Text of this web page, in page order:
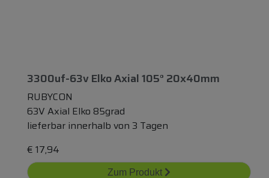
3300uf-63v Elko Axial 105° 20x40mm
RUBYCON
63V Axial Elko 85grad
lieferbar innerhalb von 3 Tagen
€ 17,94
Zum Produkt